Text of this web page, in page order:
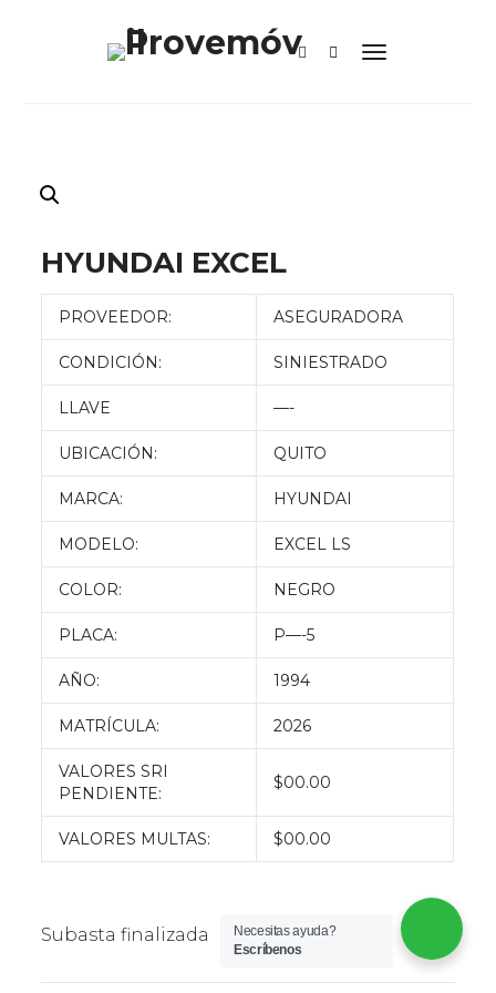
HYUNDAI EXCEL
PROVEEDOR: ASEGURADORA
CONDICIÓN: SINIESTRADO
LLAVE —-
UBICACIÓN: QUITO
MARCA: HYUNDAI
MODELO: EXCEL LS
COLOR: NEGRO
PLACA: P—-5
AÑO: 1994
MATRÍCULA: 2026
VALORES SRI
PENDIENTE:
$00.00
VALORES MULTAS: $00.00
Subasta finalizada
Necesitas ayuda?
Escríbenos